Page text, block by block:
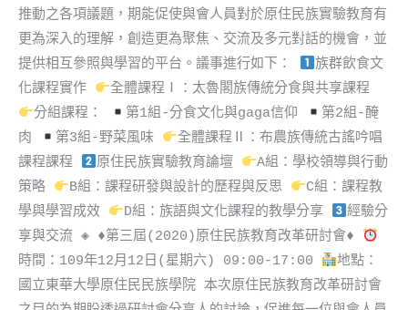
推動之各項議題，期能促使與會人員對於原住民族實驗教育有
更為深入的理解，創造更為聚焦、交流及多元對話的機會，並
提供相互參照與學習的平台。議事進行如下：
族群飲食文
化課程實作
全體課程Ⅰ：太魯閣族傳統分食與共享課程
分組課程：
第1組-分食文化與gaga信仰
第2組-醃
肉
第3組-野菜風味
全體課程Ⅱ：布農族傳統古謠吟唱
課程課程
原住民族實驗教育論壇
A組：學校領導與行動
策略
B組：課程研發與設計的歷程與反思
C組：課程教
學與學習成效
D組：族語與文化課程的教學分享
經驗分
享與交流 ◈ ♦️第三屆(2020)原住民族教育改革研討會♦️
時間：109年12月12日(星期六) 09:00-17:00
地點：
國立東華大學原住民民族學院 本次原住民族教育改革研討會